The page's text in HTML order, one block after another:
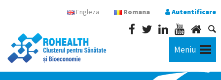
Engleza Romana Autentificare
Meniu